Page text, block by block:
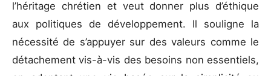
l’héritage chrétien et veut donner plus d’éthique
aux politiques de développement. Il souligne la
nécessité de s’appuyer sur des valeurs comme le
détachement vis-à-vis des besoins non essentiels,